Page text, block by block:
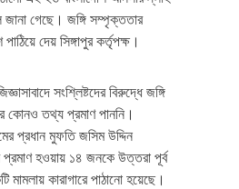
জানা গেছে। জঙ্গি সম্পৃক্ততার
দেয় সিঙ্গাপুর কর্তৃপক্ষ।
সংশ্লিষ্টদের বিরুদ্ধে জঙ্গি
কোনও তথ্য প্রমাণ পাননি।
প্রধান মুফতি জসিম উদ্দিন
প্রমাণ হওয়ায় ১৪ জনকে উত্তরা পূর্ব
মামলায় কারাগারে পাঠানো হয়েছে।